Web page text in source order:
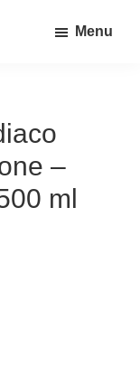
Menu
–
ml